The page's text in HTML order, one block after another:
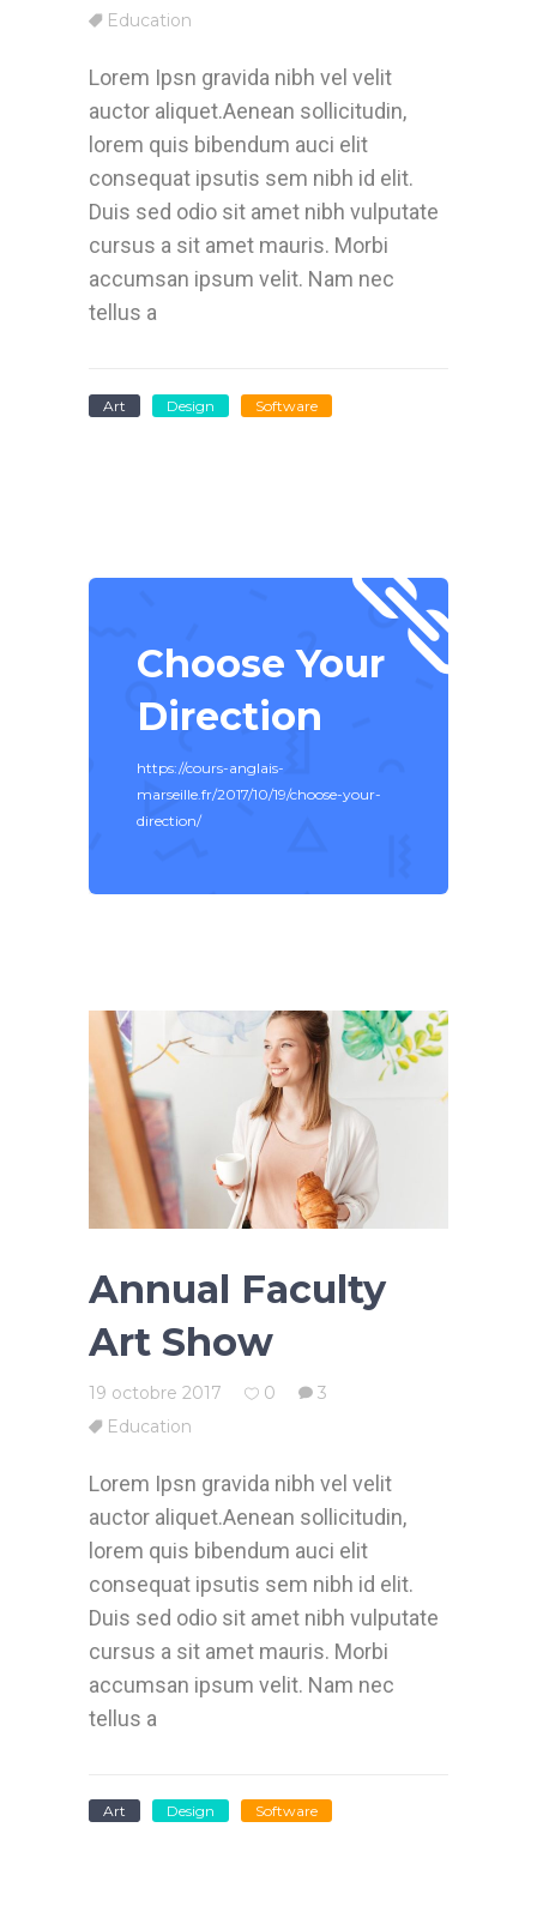
Education
Lorem Ipsn gravida nibh vel velit
auctor aliquet.Aenean sollicitudin,
lorem quis bibendum auci elit
consequat ipsutis sem nibh id elit.
Duis sed odio sit amet nibh vulputate
cursus a sit amet mauris. Morbi
accumsan ipsum velit. Nam nec
tellus a
Art Design Software
Choose Your
Direction
https://cours-anglais-
marseille.fr/2017/10/19/choose-your-
direction/
Annual Faculty
Art Show
19 octobre 2017 0
3
Education
Lorem Ipsn gravida nibh vel velit
auctor aliquet.Aenean sollicitudin,
lorem quis bibendum auci elit
consequat ipsutis sem nibh id elit.
Duis sed odio sit amet nibh vulputate
cursus a sit amet mauris. Morbi
accumsan ipsum velit. Nam nec
tellus a
Art Design Software